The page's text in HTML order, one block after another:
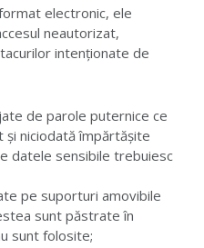
electronic, ele
neautorizat,
intenționate de
de parole puternice ce
niciodată împărtășite
datele sensibile trebuiesc
pe suporturi amovibile
sunt păstrate în
sunt folosite;